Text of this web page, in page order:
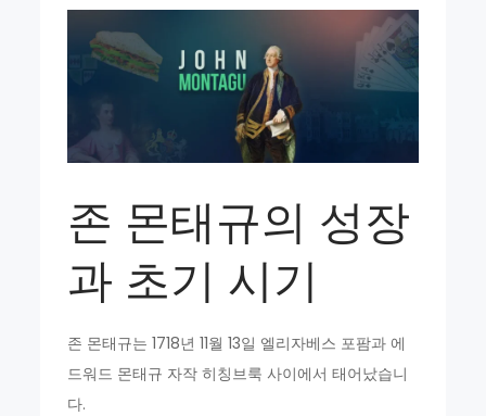
존 몬태규의 성장
과 초기 시기
존 몬태규는 1718년 11월 13일 엘리자베스 포팜과 에
드워드 몬태규 자작 히칭브룩 사이에서 태어났습니
다.